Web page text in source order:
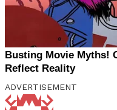
ADVERTISEMENT